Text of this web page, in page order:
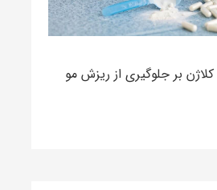
بر جلوگیری از ریزش مو